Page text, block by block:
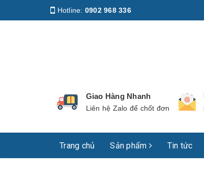
Hotline: 0902 968 336
Giao Hàng Nhanh
Liên hệ Zalo để chốt đơn
Trang chủ Sản phẩm Tin tức